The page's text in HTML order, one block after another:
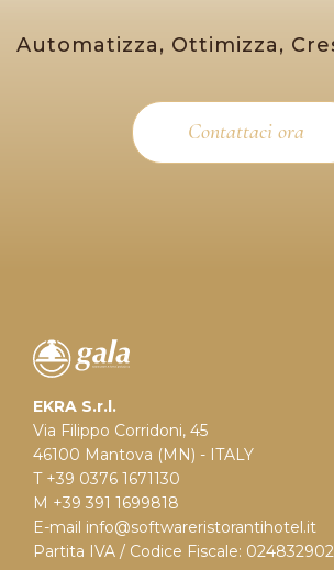
Automatizza, Ottimizza,
Contattaci ora
EKRA S.r.l.
Via Filippo Corridoni, 45
46100 Mantova (MN) - ITALY
T +39 0376 1671130
M +39 391 1699818
E-mail info@softwareristorantihotel.it
Partita IVA / Codice Fiscale: